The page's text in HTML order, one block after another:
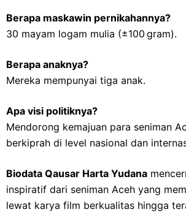
Berapa maskawin pernikahannya?
30 mayam logam mulia (±100 gram).
Berapa anaknya?
Mereka mempunyai tiga anak.
Apa visi politiknya?
Mendorong kemajuan para seniman
berkiprah di level nasional dan
Biodata Qausar Harta Yudana
inspiratif dari seniman Aceh yang
lewat karya film berkualitas hingga